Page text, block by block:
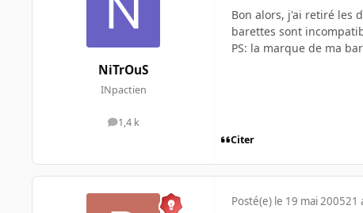
NiTrOuS
INpactien
1,4 k
messages
Bon alors, j'ai retiré les
barettes sont
PS: la marque de ma
Citer
Posté(e) le 19 mai 200521